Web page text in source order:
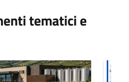
tematici e